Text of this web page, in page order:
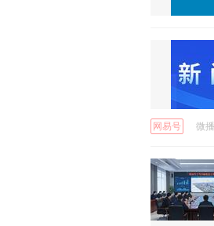
网易号 微